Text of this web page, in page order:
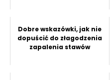
Dobre wskazówki, jak nie
dopuścić do złagodzenia
zapalenia stawów